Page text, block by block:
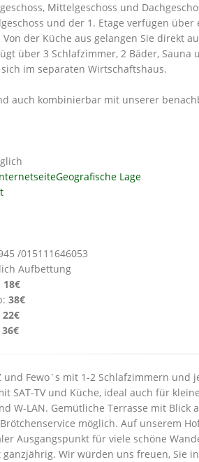
Mittelgeschoss und
und der 1. Etage verfügen
der Küche aus gelangen Sie direkt
über 3 Schlafzimmer, 2 Bäder,
im separaten Wirtschaftshaus.
auch kombinierbar mit unserer
Geografische Lage
/015111646053
Aufbettung
18€
38€
22€
36€
und Fewo`s mit 1-2 Schlafzimmern
SAT-TV und Küche, ideal auch für
W-LAN. Gemütliche Terrasse mit
möglich. Auf unserem
Ausgangspunkt für viele schöne
Wir würden uns freuen, Sie